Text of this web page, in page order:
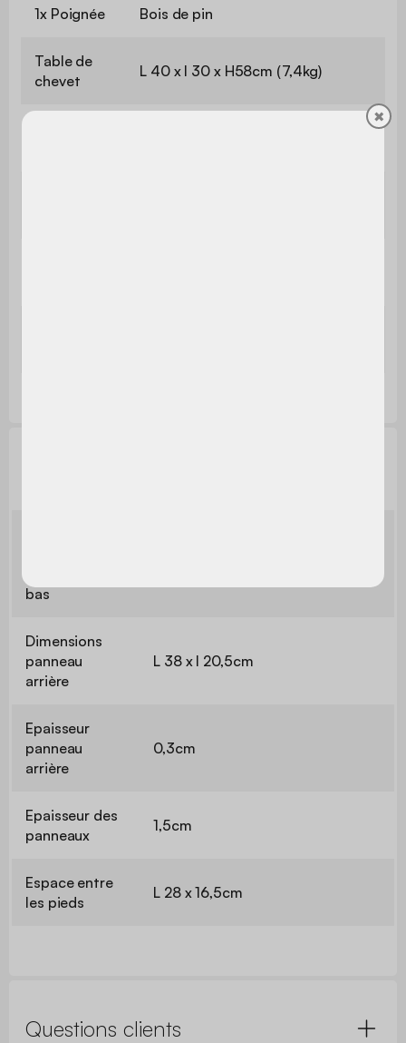
1x Poignée Bois de pin
Table de
chevet
L 40 x l 30 x H58cm (7,4kg)
bas
Dimensions
panneau
arrière
L 38 x l 20,5cm
Epaisseur
panneau
arrière
0,3cm
Epaisseur des
panneaux
1,5cm
Espace entre
les pieds
L 28 x 16,5cm
Questions clients
✖